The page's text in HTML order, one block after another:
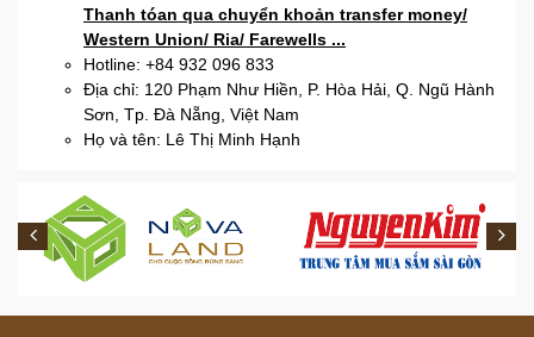
Thanh tóan qua chuyển khoản transfer money/
Western Union/ Ria/ Farewells ...
Hotline: +84 932 096 833
Địa chỉ: 120 Phạm Như Hiền, P. Hòa Hải, Q. Ngũ Hành
Sơn, Tp. Đà Nẵng, Việt Nam
Họ và tên: Lê Thị Minh Hạnh